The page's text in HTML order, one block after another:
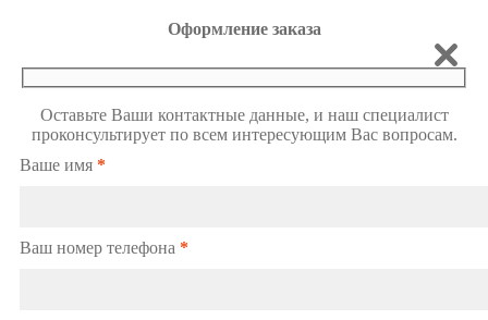
Оформление заказа
Оставьте Ваши контактные данные, и наш специалист
проконсультирует по всем интересующим Вас вопросам.
Ваше имя *
Ваш номер телефона *